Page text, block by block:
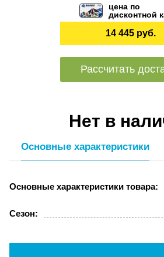
цена по
дисконтной
14 445 руб.
Рассчитать
Нет в
Основные характеристики
Основные характеристики товара:
Сезон: